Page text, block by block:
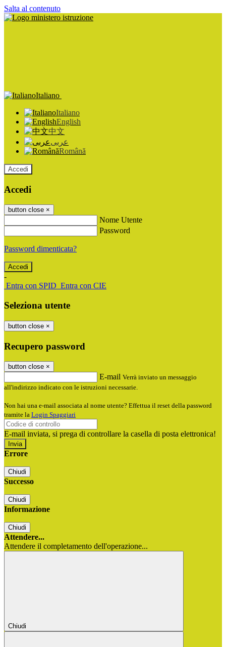
Salta al contenuto
Italiano
Italiano
English
中文
عربى
Română
Accedi
Accedi
button close ×
Nome Utente
Password
Password dimenticata?
-
Entra con SPID Entra con CIE
Seleziona utente
button close ×
Recupero password
button close ×
E-mail Verrà inviato un messaggio
all'indirizzo indicato con le istruzioni necessarie.
Non hai una e-mail associata al nome utente? Effettua il reset della password
tramite la Login Spaggiari
E-mail inviata, si prega di controllare la casella di posta elettronica!
Errore
Chiudi
Successo
Chiudi
Informazione
Chiudi
Attendere...
Attendere il completamento dell'operazione...
Chiudi